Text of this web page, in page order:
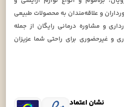
نشان اعتماد
و علاقه‌مندان به محصولات طبیعی
و مشاوره درمانی رایگان از جمله
و غیرحضوری برای راحتی شما عزیزان